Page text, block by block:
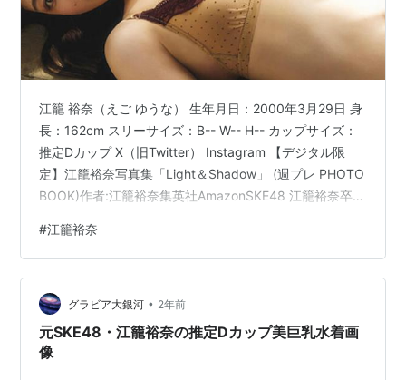
江籠 裕奈（えご ゆうな） 生年月日：2000年3月29日 身
長：162cm スリーサイズ：B-- W-- H-- カップサイズ：
推定Dカップ X（旧Twitter） Instagram 【デジタル限
定】江籠裕奈写真集「Light＆Shadow」 (週プレ PHOTO
BOOK)作者:江籠裕奈集英社AmazonSKE48 江籠裕奈卒業
Amazon【Amazon.co.jp 限定】SKE48 江籠裕奈1st写真
集「わがままな可愛さ」作者:江籠 裕奈扶桑社
AmazonSKE48 江籠裕奈1st写真集「わがままな可愛さ」
作者:江籠 裕奈扶桑社Ama…
#江籠裕奈
グラビア大銀河 • 2年前
元SKE48・江籠裕奈の推定Dカップ美巨乳水着画
像